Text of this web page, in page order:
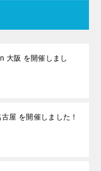
大阪 を開催しまし
屋 を開催しました！